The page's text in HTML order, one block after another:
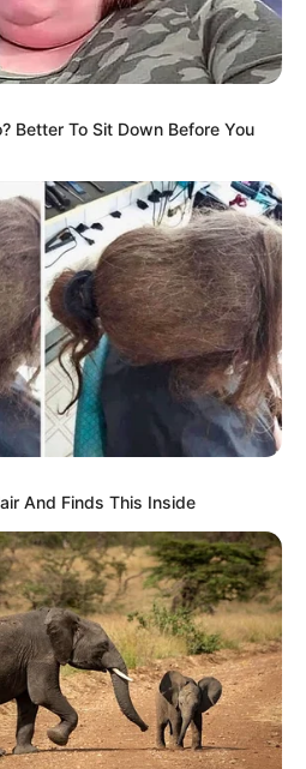
Online &
Auto
Better To Sit Down Before You
And Finds This Inside